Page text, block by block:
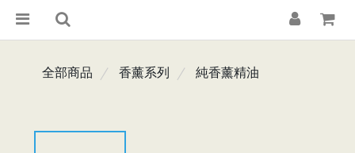
全部商品 香薰系列 純香薰精油